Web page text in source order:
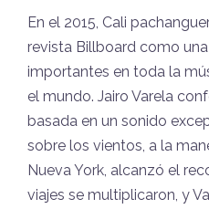
En el 2015, Cali
revista Billboard como
importantes en toda la
el mundo. Jairo Varela
basada en un sonido
sobre los vientos, a la
Nueva York, alcanzó el
viajes se multiplicaron, y